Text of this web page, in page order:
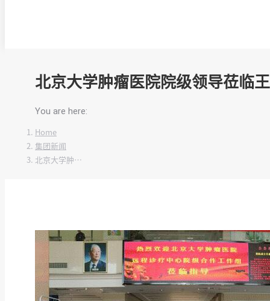
北京大学肿瘤医院院级领导莅临
You are here:
Home
集团新闻
北京大学肿…